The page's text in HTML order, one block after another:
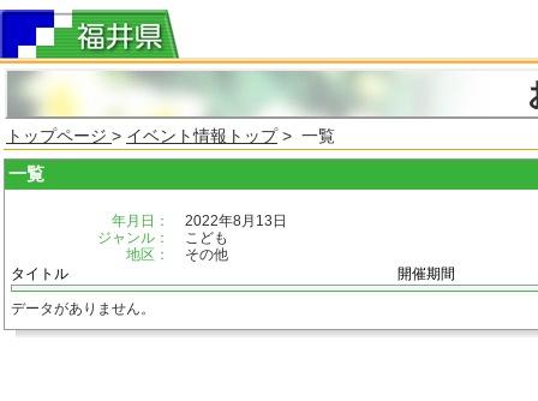
トップページ > イベント情報トップ> 一覧
一覧
年月日：
2022年8月13日
ジャンル：
こども
地区：
その他
タイトル
開催期間
データがありません。